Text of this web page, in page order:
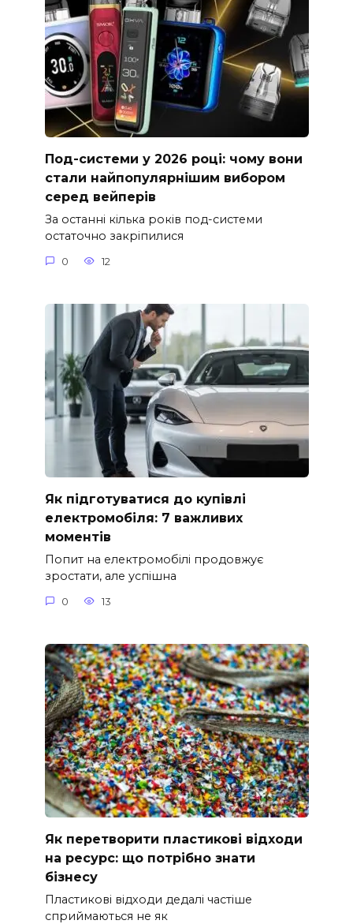
Под-системи у 2026 році: чому вони
стали найпопулярнішим вибором
серед вейперів
За останні кілька років под-системи
остаточно закріпилися
0 12
Як підготуватися до купівлі
електромобіля: 7 важливих
моментів
Попит на електромобілі продовжує
зростати, але успішна
0 13
Як перетворити пластикові відходи
на ресурс: що потрібно знати
бізнесу
Пластикові відходи дедалі частіше
сприймаються не як